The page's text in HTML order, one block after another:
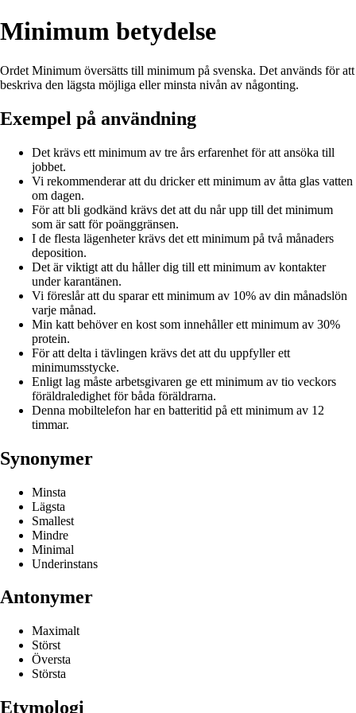
Minimum betydelse
Ordet Minimum översätts till minimum på svenska. Det används för att
beskriva den lägsta möjliga eller minsta nivån av någonting.
Exempel på användning
Det krävs ett minimum av tre års erfarenhet för att ansöka till
jobbet.
Vi rekommenderar att du dricker ett minimum av åtta glas vatten
om dagen.
För att bli godkänd krävs det att du når upp till det minimum
som är satt för poänggränsen.
I de flesta lägenheter krävs det ett minimum på två månaders
deposition.
Det är viktigt att du håller dig till ett minimum av kontakter
under karantänen.
Vi föreslår att du sparar ett minimum av 10% av din månadslön
varje månad.
Min katt behöver en kost som innehåller ett minimum av 30%
protein.
För att delta i tävlingen krävs det att du uppfyller ett
minimumsstycke.
Enligt lag måste arbetsgivaren ge ett minimum av tio veckors
föräldraledighet för båda föräldrarna.
Denna mobiltelefon har en batteritid på ett minimum av 12
timmar.
Synonymer
Minsta
Lägsta
Smallest
Mindre
Minimal
Underinstans
Antonymer
Maximalt
Störst
Översta
Största
Etymologi